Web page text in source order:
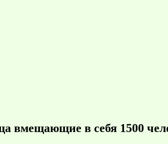
вмещающие в себя 1500